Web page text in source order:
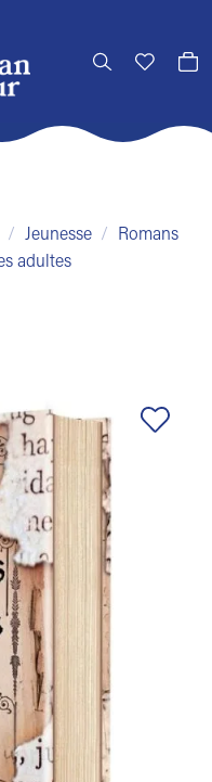
/ Jeunesse /
Romans
adultes